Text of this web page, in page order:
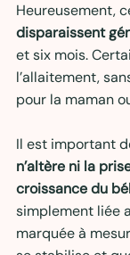
Heureusement,
disparaissent
et six mois.
l’allaitement,
pour la maman
Il est important
n’altère ni la
croissance du
simplement liée
marquée à